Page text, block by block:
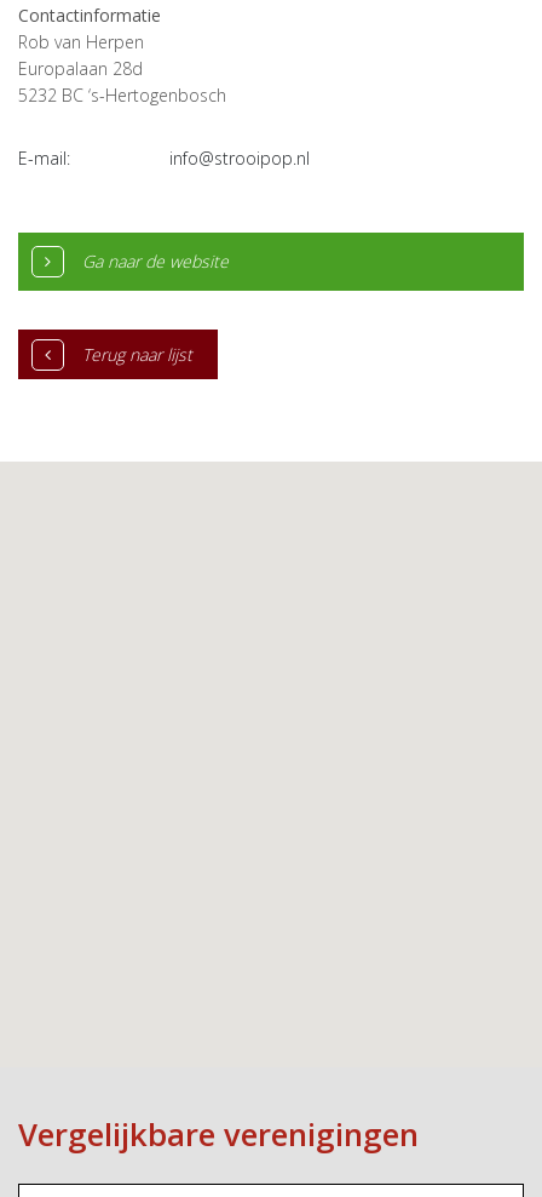
Contactinformatie
Rob van Herpen
Europalaan 28d
5232 BC ‘s-Hertogenbosch
E-mail: info@strooipop.nl
Ga naar de website
Terug naar lijst
Vergelijkbare verenigingen